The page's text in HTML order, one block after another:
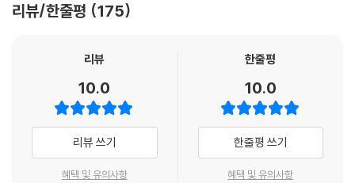
하도록 구성하였습니다. 그리고 속담과 관용어는 같은 주제의 어휘로 확장
하여 학습합니다. 한자가 같거나 주제가 같은 어휘끼리 연계하여 학습함으
로써 어휘들의 뜻을 쉽게 이해할 수 있고, 오래 기억할 수 있습니다.
독해와 글쓰기의 기본, 어법 학습
리뷰/한줄평 175
리뷰
10.0
리뷰 쓰기
혜택 및 유의사항
한줄평
10.0
한줄평 쓰기
혜택 및 유의사항